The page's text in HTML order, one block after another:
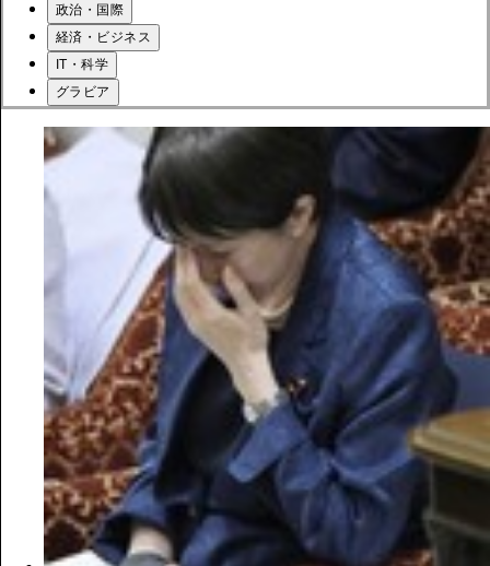
政治・国際
経済・ビジネス
IT・科学
グラビア